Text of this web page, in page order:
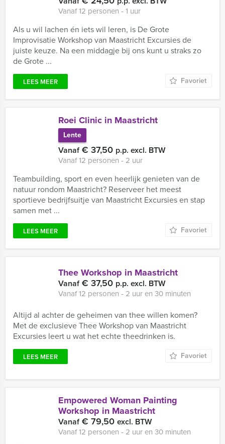
Vanaf 12 personen ‐ 1 uur
Als u wil lachen én iets wil leren, is De Grote
Improvisatie Workshop van Maastricht Excursies de
juiste keuze. Na een middagje bij ons kunt u straks zo
de Grote ...
LEES MEER Favoriet
Roei Clinic in Maastricht
Lente
Vanaf€ 37,50 p.p. excl. BTW
Vanaf 12 personen ‐ 2 uur
Teambuilding, sport en even heerlijk genieten van de
natuur rondom Maastricht? Reserveer het meest
sportieve bedrijfsuitje van Maastricht Excursies en stap
samen met ...
LEES MEER Favoriet
Thee Workshop in Maastricht
Vanaf€ 37,50 p.p. excl. BTW
Vanaf 12 personen ‐ 2 uur en 30 minuten
Altijd al achter de geheimen van thee willen komen?
Met de exclusieve Thee Workshop van Maastricht
Excursies leert u wat het echte theedrinken is.
LEES MEER Favoriet
Empowered Woman Painting
Workshop in Maastricht
Vanaf€ 79,50 excl. BTW
Vanaf 12 personen ‐ 2 uur en 30 minuten